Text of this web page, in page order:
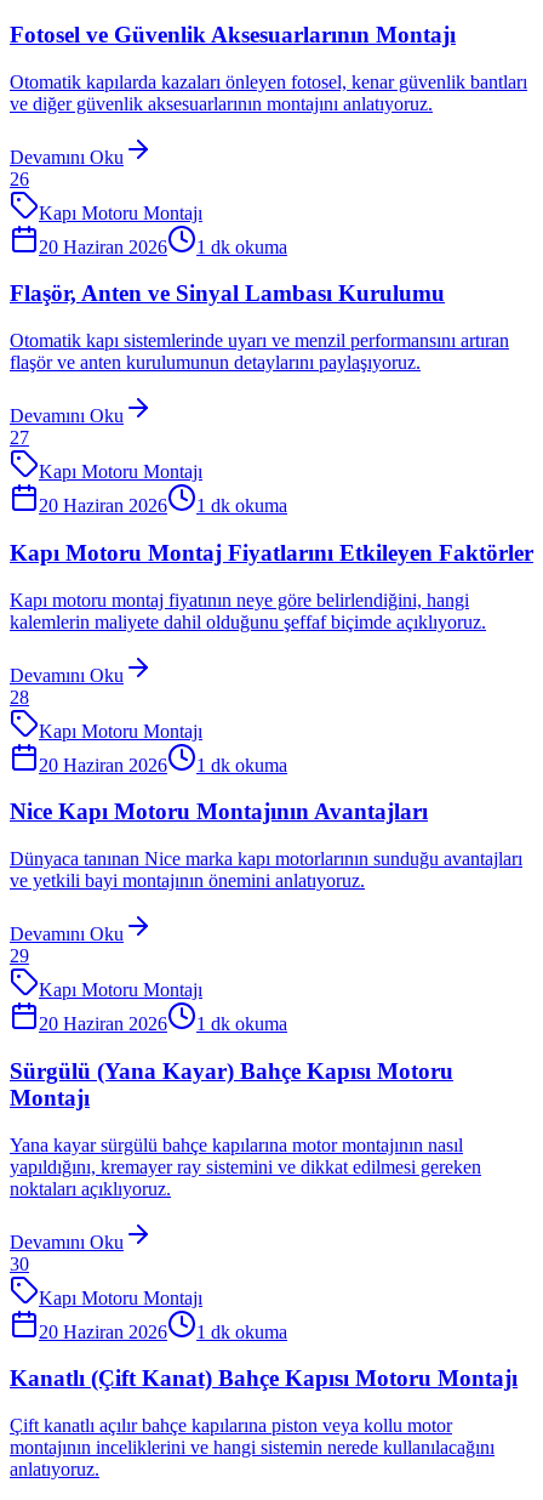
Fotosel ve Güvenlik Aksesuarlarının Montajı
Otomatik kapılarda kazaları önleyen fotosel, kenar güvenlik bantları
ve diğer güvenlik aksesuarlarının montajını anlatıyoruz.
Devamını Oku
26
Kapı Motoru Montajı
20 Haziran 2026
1 dk okuma
Flaşör, Anten ve Sinyal Lambası Kurulumu
Otomatik kapı sistemlerinde uyarı ve menzil performansını artıran
flaşör ve anten kurulumunun detaylarını paylaşıyoruz.
Devamını Oku
27
Kapı Motoru Montajı
20 Haziran 2026
1 dk okuma
Kapı Motoru Montaj Fiyatlarını Etkileyen Faktörler
Kapı motoru montaj fiyatının neye göre belirlendiğini, hangi
kalemlerin maliyete dahil olduğunu şeffaf biçimde açıklıyoruz.
Devamını Oku
28
Kapı Motoru Montajı
20 Haziran 2026
1 dk okuma
Nice Kapı Motoru Montajının Avantajları
Dünyaca tanınan Nice marka kapı motorlarının sunduğu avantajları
ve yetkili bayi montajının önemini anlatıyoruz.
Devamını Oku
29
Kapı Motoru Montajı
20 Haziran 2026
1 dk okuma
Sürgülü (Yana Kayar) Bahçe Kapısı Motoru
Montajı
Yana kayar sürgülü bahçe kapılarına motor montajının nasıl
yapıldığını, kremayer ray sistemini ve dikkat edilmesi gereken
noktaları açıklıyoruz.
Devamını Oku
30
Kapı Motoru Montajı
20 Haziran 2026
1 dk okuma
Kanatlı (Çift Kanat) Bahçe Kapısı Motoru Montajı
Çift kanatlı açılır bahçe kapılarına piston veya kollu motor
montajının inceliklerini ve hangi sistemin nerede kullanılacağını
anlatıyoruz.